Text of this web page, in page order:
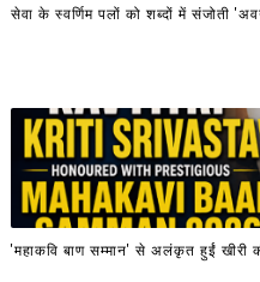
सेवा के स्वर्णिम पलों को शब्दों में संजोती
'महाकवि बाण सम्मान' से अलंकृत हुईं खीरी